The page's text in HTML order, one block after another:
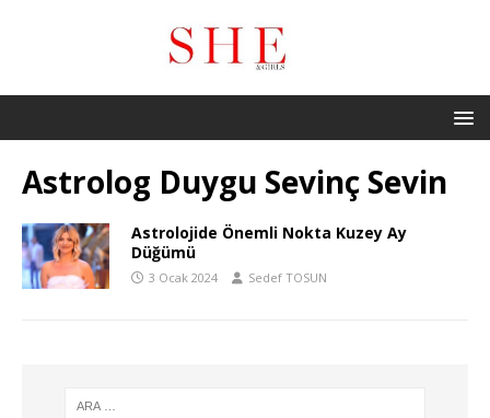
Astrolog Duygu Sevinç Sevin
Astrolojide Önemli Nokta Kuzey Ay
Düğümü
3 Ocak 2024 Sedef TOSUN